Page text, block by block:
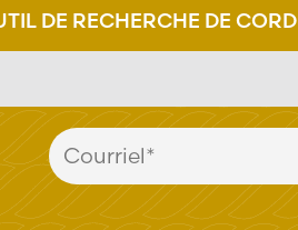
DE RECHERCHE DE